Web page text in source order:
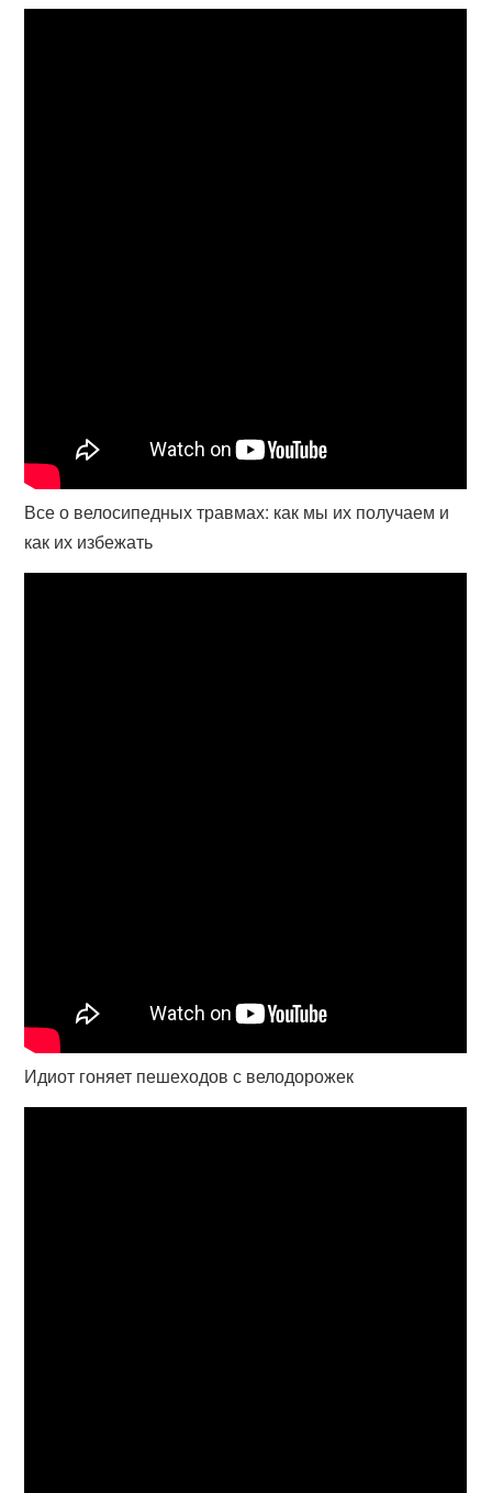
Все о велосипедных травмах: как мы их получаем и
как их избежать
Идиот гоняет пешеходов с велодорожек